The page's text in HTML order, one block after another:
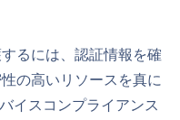
るには、認証情報を確
の高いリソースを真に
イスコンプライアンス